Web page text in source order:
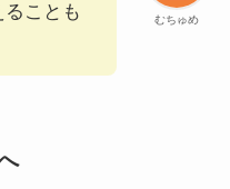
むちゅめ
ことも